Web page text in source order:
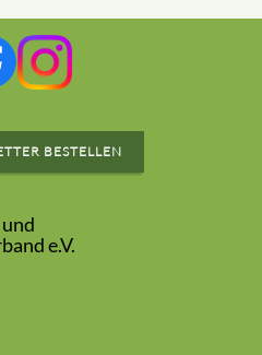
BESTELLEN
e.V.